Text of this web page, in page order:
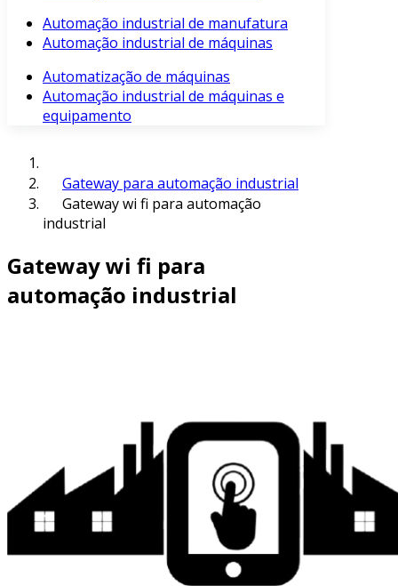
Automação industrial de manufatura
Automação industrial de máquinas
Automatização de máquinas
Automação industrial de máquinas e
equipamento
Gateway para automação industrial
Gateway wi fi para automação
industrial
Gateway wi fi para
automação industrial